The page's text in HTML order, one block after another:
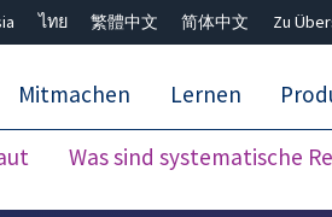
ไทย 繁體中文 简体中文 Zu
Was sind systematische
Mitmachen Lernen